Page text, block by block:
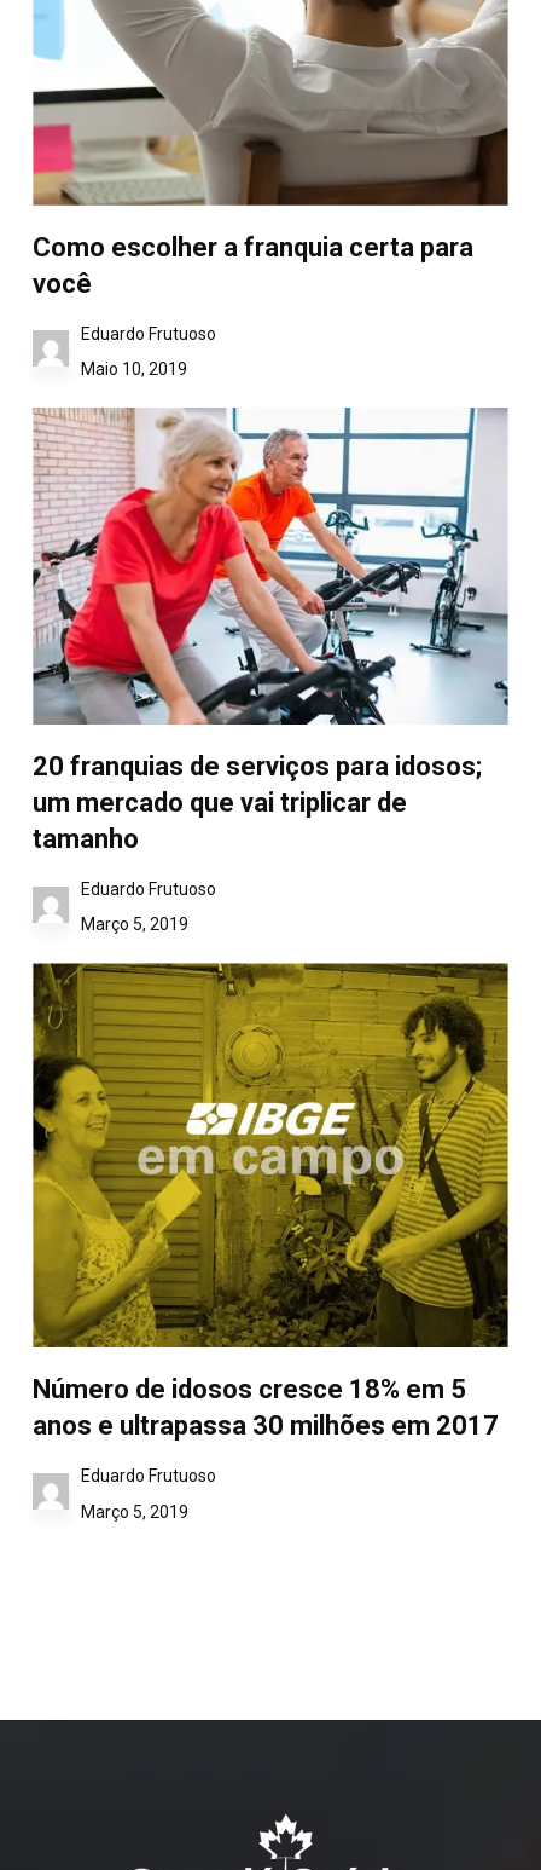
Como escolher a franquia certa para
você
Eduardo Frutuoso
Maio 10, 2019
20 franquias de serviços para idosos;
um mercado que vai triplicar de
tamanho
Eduardo Frutuoso
Março 5, 2019
Número de idosos cresce 18% em 5
anos e ultrapassa 30 milhões em 2017
Eduardo Frutuoso
Março 5, 2019